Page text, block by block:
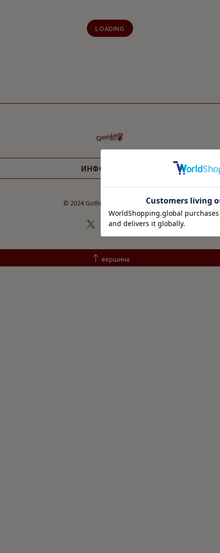
LOADING
ИНФОРМАЦИЯ
© 2024 Gothic and Lolita Market
вершина